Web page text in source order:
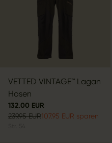
VETTED VINTAGE™ Lagan
Hosen
132.00 EUR
239.95 EUR107.95 EUR sparen